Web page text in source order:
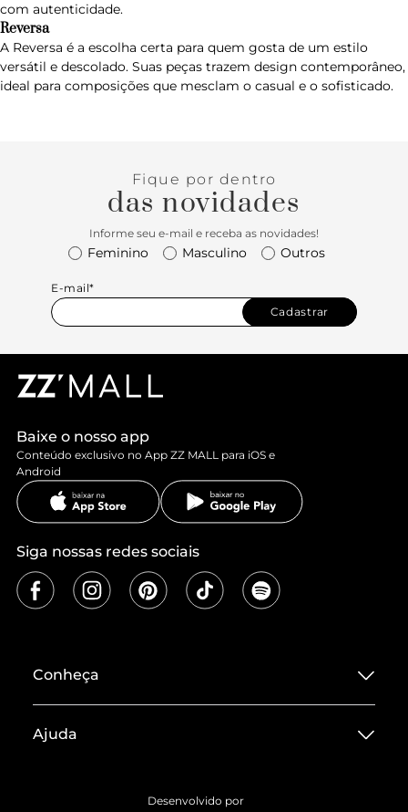
com autenticidade.
Reversa
A Reversa é a escolha certa para quem gosta de um estilo
versátil e descolado. Suas peças trazem design contemporâneo,
ideal para composições que mesclam o casual e o sofisticado.
Fique por dentro
das novidades
Informe seu e-mail e receba as novidades!
Feminino Masculino Outros
E-mail*
Cadastrar
Baixe o nosso app
Conteúdo exclusivo no App ZZ MALL para iOS e
Android
Siga nossas redes sociais
Conheça
Termos de Uso
Ajuda
Desenvolvido por